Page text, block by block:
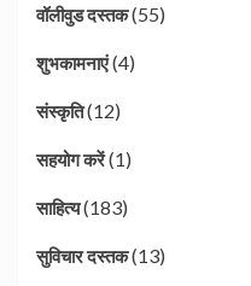
वॉलीवुड दस्तक(55)
शुभकामनाएं(4)
संस्कृति(12)
सहयोग करें(1)
साहित्य(183)
सुविचार दस्तक(13)